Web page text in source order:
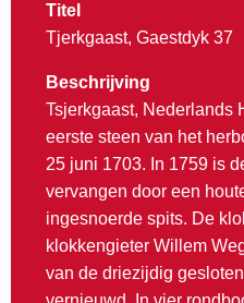
Titel
Tjerkgaast, Gaestdyk 37
Beschrijving
Tsjerkgaast, Nederlands
eerste steen van het
25 juni 1703. In 1759 is
vervangen door een
ingesnoerde spits. De
klokkengieter Willem
van de driezijdig